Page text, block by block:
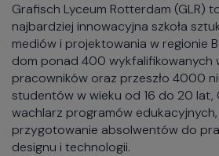
Grafisch Lyceum Rotterdam (GLR)
najbardziej innowacyjna szkoła
mediów i projektowania w regionie
dom ponad 400 wykfalifikowanych
pracowników oraz przeszło 4000
studentów w wieku od 16 do 20 lat,
wachlarz programów
przygotowanie absolwentów do
designu i technologii.